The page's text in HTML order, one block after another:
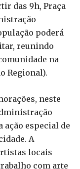
das 9h, Praça
poderá
reunindo
na
Regional).
neste
ação especial de
A
locais
com arte